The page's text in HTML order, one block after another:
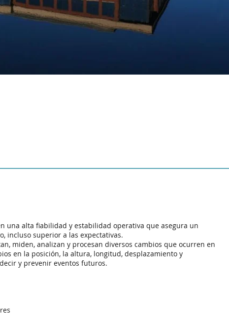
una alta fiabilidad y estabilidad operativa que asegura un
incluso superior a las expectativas.
miden, analizan y procesan diversos cambios que ocurren en
en la posición, la altura, longitud, desplazamiento y
y prevenir eventos futuros.